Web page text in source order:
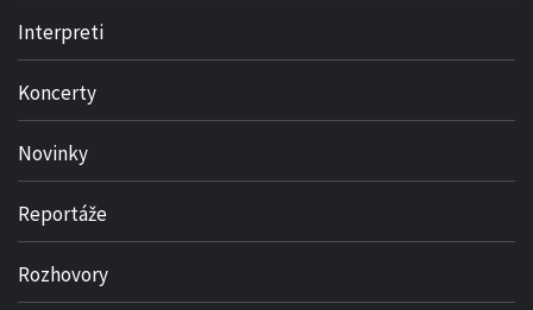
Interpreti
Koncerty
Novinky
Reportáže
Rozhovory